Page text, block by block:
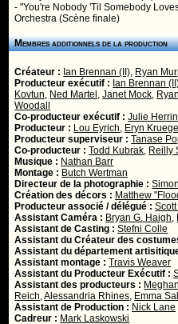
- "You're Nobody 'Til Somebody
Orchestra (Scène finale)
Membres additionnels de la production
Créateur : Ian Brennan (II), Ryan
Producteur exécutif : Ian Brennan
Kovtun, Ned Martel ,Janet Mock,
Woodall
Co-producteur exécutif :Julie Herrin
Producteur : Lou Eyrich, Eryn
Producteur superviseur :Tanase
Co-producteur :Todd Kubrak, Reilly
Musique : Nathan Barr
Montage : Butch Wertman
Directeur de la photographie :
Création des décors : Matthew
Producteur associé / délégué :
Assistant Caméra : Bryan G. Haigh,
Assistant de Casting :Stefni Colle
Assistant du Créateur des
Assistant du département
Assistant montage :Travis Weaver
Assistant du Producteur Exécutif :
Assistant des producteurs :
Reich,Alessandria Rhines, Emma
Assistant de Production : Nick Lane
Cadreur : Mark Laskowski